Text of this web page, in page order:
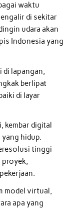
waktu
di sekitar
udara akan
Indonesia yang
di lapangan,
berlipat
di layar
kembar digital
hidup.
tinggi
proyek,
model virtual,
apa yang